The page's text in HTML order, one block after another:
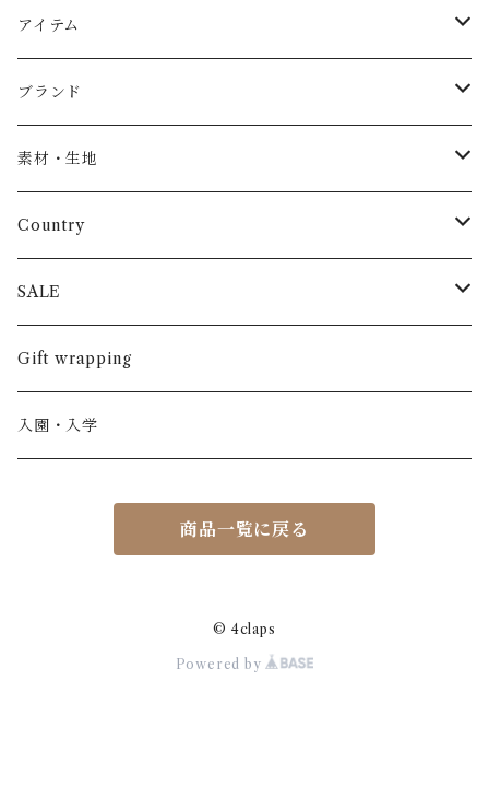
アイテム
Baby
トップス
長袖
半袖
パンツ
長ズボン
半ズボン
スカート
ワンピース
カーディガン / 羽織もの
ブランド
AS WE GROW
ARCH&LINE
BABE & TESS
BOBOCHOSES
BONHEUR DU JOUR
素材・生地
コットン 100%
リネン( 麻 )
ウール
アルパカ
Country
France / フランス
Italy / イタリア
NY / ニューヨーク
Spain / スペイン
SALE
男の子
女の子
くつ・帽子・Bag
Gift wrapping
入園・入学
商品一覧に戻る
© 4claps
Powered by